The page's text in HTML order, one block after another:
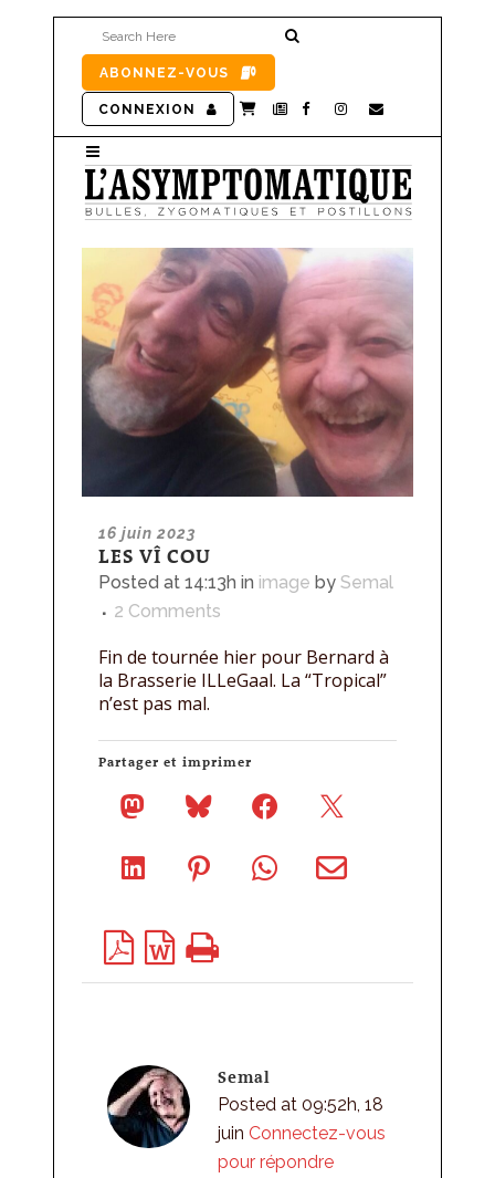
ABONNEZ-VOUS
CONNEXION
16 juin 2023
LES VÎ COU
Posted at 14:13h in image by Semal
2 Comments
Fin de tournée hier pour Bernard à
la Brasserie ILLeGaal. La “Tropical”
n’est pas mal.
Partager et imprimer
Semal
Posted at 09:52h, 18
juin Connectez-vous
pour répondre